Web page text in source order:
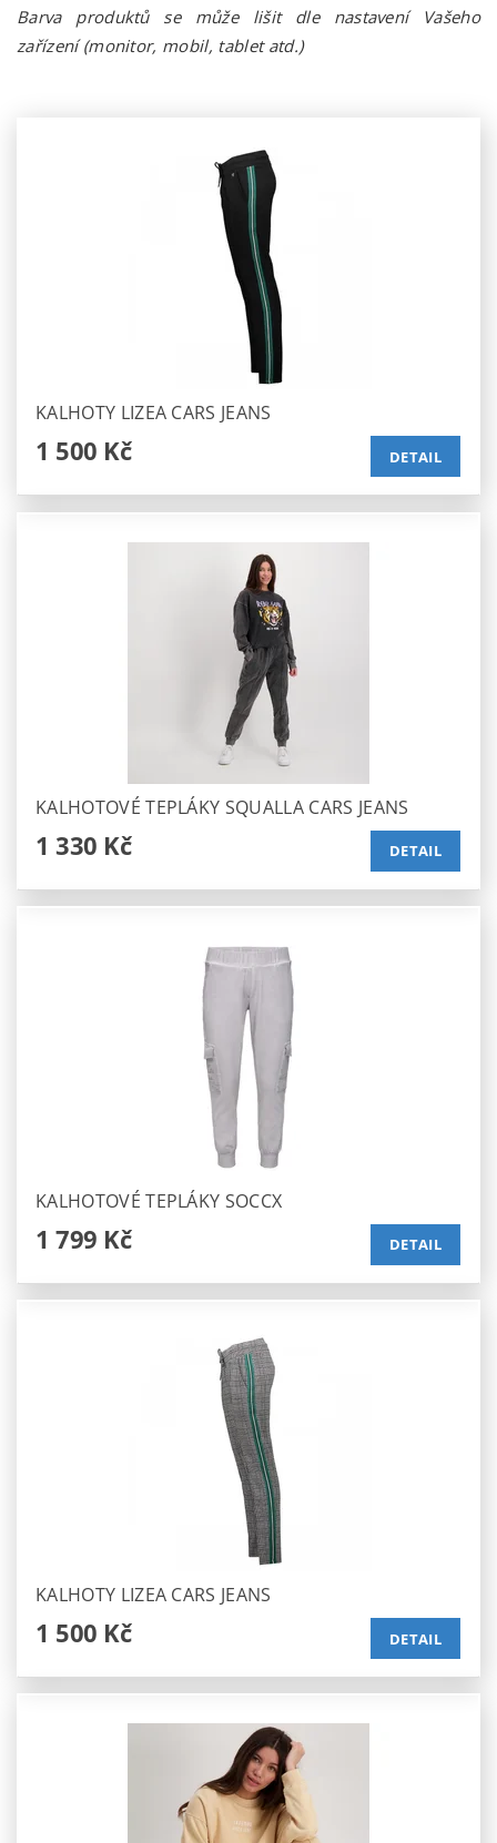
Barva produktů se může lišit dle nastavení Vašeho
zařízení (monitor, mobil, tablet atd.)
KALHOTY LIZEA CARS JEANS
1 500 Kč DETAIL
KALHOTOVÉ TEPLÁKY SQUALLA CARS JEANS
1 330 Kč DETAIL
KALHOTOVÉ TEPLÁKY SOCCX
1 799 Kč DETAIL
KALHOTY LIZEA CARS JEANS
1 500 Kč DETAIL